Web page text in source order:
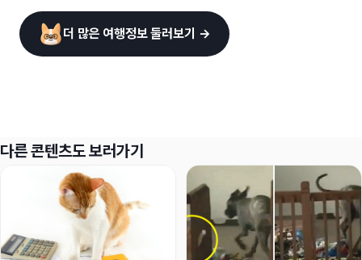
더 많은 여행정보 둘러보기 →
다른 콘텐츠도 보러가기